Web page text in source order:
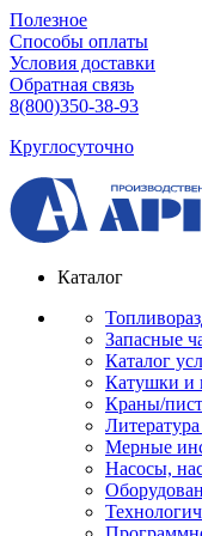
Полезное
Способы оплаты
Условия доставки
Обратная связь
8(800)350-38-93
Круглосуточно
Каталог
Запасные
Каталог
Катушки и
Краны/
Мерные
Насосы,